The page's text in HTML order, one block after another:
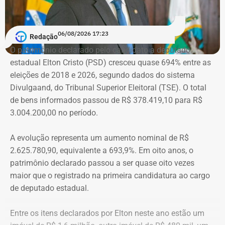
regime semiaberto.
Em conversa com o TEMPO REAL RJ, Cristiane analisa o
que ainda falta às mulheres na hora de denunciar os
companheiros por violência doméstica.
“Creio que duas coisas ainda impedem as mulheres de
seguirem adiante nesta batalha. A vergonha e o medo.
Porque é necessário ter mais do que coragem para seguir
adiante no enfrentamento à violência doméstica. Pois
primeiro é o temor de continuar viva e estar ao lado do
agressor. E o outro é o que vai acontecer com ela depois
que a denúncia for feita. Afinal, há o receio que alguma
brecha legal permita que o agressor, de alguma forma,
fique impune”, comenta.
Passados oito anos após as agrssões se tornarem
Redação06/08/2026 17:23
O patrimônio declarado pelo candidato a deputado
estadual Elton Cristo (PSD) cresceu quase 694% entre as
eleições de 2018 e 2026, segundo dados do sistema
Divulgaand, do Tribunal Superior Eleitoral (TSE). O total
de bens informados passou de R$ 378.419,10 para R$
3.004.200,00 no período.
A evolução representa um aumento nominal de R$
2.625.780,90, equivalente a 693,9%. Em oito anos, o
patrimônio declarado passou a ser quase oito vezes
maior que o registrado na primeira candidatura ao cargo
de deputado estadual.
Entre os itens declarados por Elton neste ano estão um